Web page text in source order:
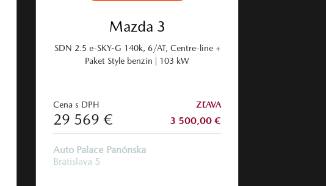
Mazda 3
SDN 2.5 e-SKY-G 140k, 6/AT, Centre-line +
Paket Style benzín | 103 kW
Cena s DPH
29 569 €
ZĽAVA
3 500,00 €
Auto Palace Panónska
Bratislava 5